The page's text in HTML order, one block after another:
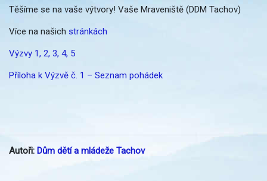
Těšíme se na vaše výtvory! Vaše Mraveniště (DDM Tachov)
Více na našich stránkách
Výzvy 1, 2, 3, 4, 5
Příloha k Výzvě č. 1 – Seznam pohádek
Autoři: Dům dětí a mládeže Tachov